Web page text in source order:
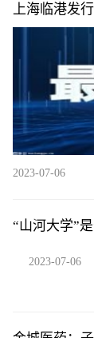
上海临港发
2023-07-06
“山河大学”
2023-07-06